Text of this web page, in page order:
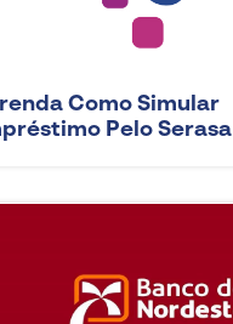
Como Simular
Pelo Serasa